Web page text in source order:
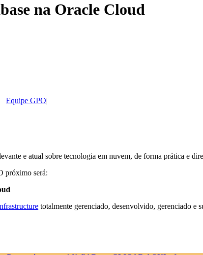
na Oracle Cloud
Equipe GPO
e atual sobre tecnologia em nuvem, de forma prática e
próximo será:
totalmente gerenciado, desenvolvido, gerenciado e